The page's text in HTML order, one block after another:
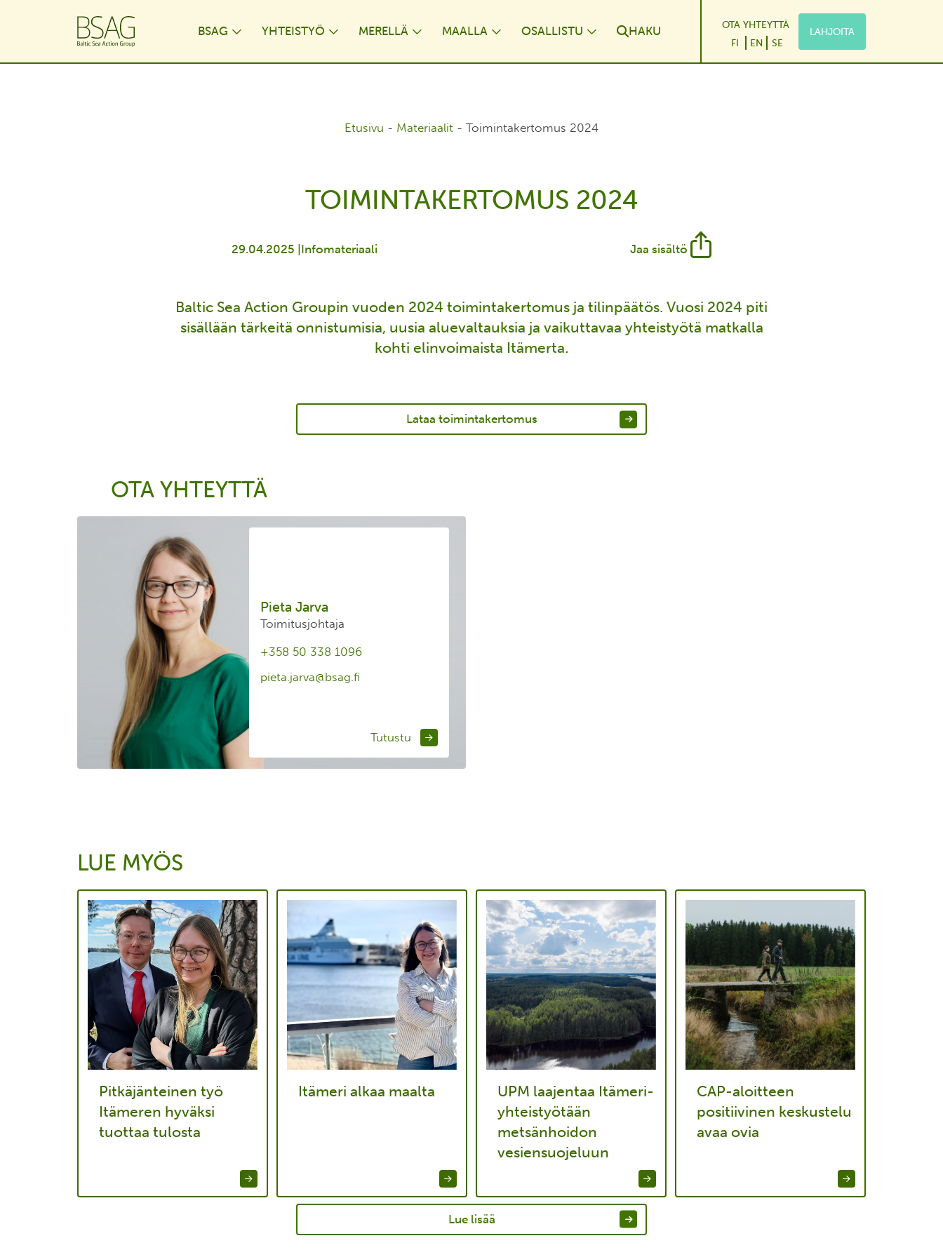
BSAG YHTEISTYÖ MERELLÄ MAALLA OSALLISTU
Toggle Dropdown
HAKU
FI EN SE
OTA YHTEYTTÄ
LAHJOITA
Etusivu - Materiaalit - Toimintakertomus 2024
TOIMINTAKERTOMUS 2024
29.04.2025 | Infomateriaali Jaa sisältö
Baltic Sea Action Groupin vuoden 2024 toimintakertomus ja tilinpäätös. Vuosi 2024 piti
sisällään tärkeitä onnistumisia, uusia aluevaltauksia ja vaikuttavaa yhteistyötä matkalla
kohti elinvoimaista Itämerta.
Lataa toimintakertomus
OTA YHTEYTTÄ
Pieta Jarva
Toimitusjohtaja
+358 50 338 1096
pieta.jarva@bsag.fi
Tutustu
LUE MYÖS
Pitkäjänteinen työ
Itämeren hyväksi
tuottaa tulosta
Itämeri alkaa maalta
UPM laajentaa Itämeri-
yhteistyötään
metsänhoidon
vesiensuojeluun
CAP-aloitteen
positiivinen keskustelu
avaa ovia
Lue lisää